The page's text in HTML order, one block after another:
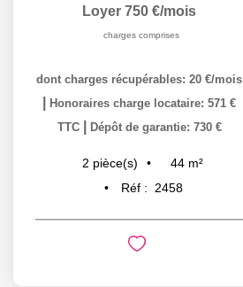
Loyer 750 €/mois
charges comprises
dont charges récupérables: 20 €/mois
Honoraires charge locataire: 571 €
TTC
Dépôt de garantie: 730 €
2 pièce(s) 44 m²
Réf :
2458